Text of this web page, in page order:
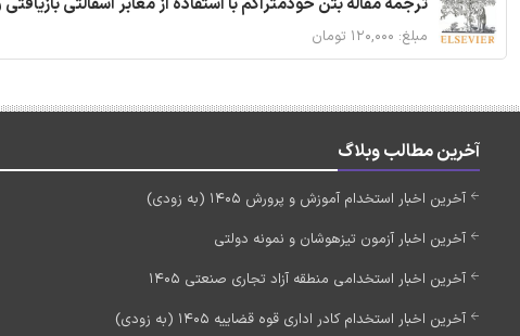
مبلغ: ۱۲۰,۰۰۰ تومان
آخرین مطالب وبلاگ
آخرین اخبار استخدام آموزش و پرورش 1405 (به زودی)
آخرین اخبار آزمون تیزهوشان و نمونه دولتی
آخرین اخبار استخدامی منطقه آزاد تجاری صنعتی 1405
آخرین اخبار استخدام کادر اداری قوه قضاییه 1405 (به زودی)